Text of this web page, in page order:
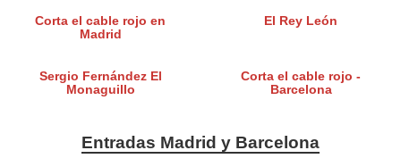
Corta el cable rojo en
Madrid
El Rey León
Sergio Fernández El
Monaguillo
Corta el cable rojo -
Barcelona
Entradas Madrid y Barcelona